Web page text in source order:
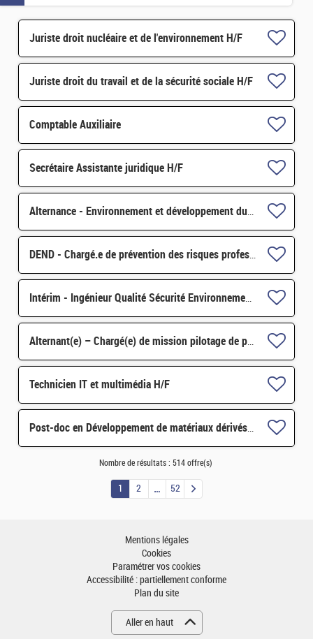
Juriste droit nucléaire et de l'environnement H/F
Juriste droit du travail et de la sécurité sociale H/F
Comptable Auxiliaire
Secrétaire Assistante juridique H/F
Alternance - Environnement et développement durable H/F
DEND - Chargé.e de prévention des risques professionnels et conseiller.e en radioprotection H/F
Intérim - Ingénieur Qualité Sécurité Environnement (QSE) H/F
Alternant(e) – Chargé(e) de mission pilotage de projets et transformation digitale H/F
Technicien IT et multimédia H/F
Post-doc en Développement de matériaux dérivés de graphène fonctionnalisé par des composés redox H/F
Nombre de résultats : 514 offre(s)
1 2 52
Mentions légales
Cookies
Paramétrer vos cookies
Accessibilité : partiellement conforme
Plan du site
Aller en haut